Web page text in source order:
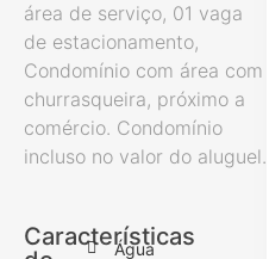
área de serviço, 01 vaga
de estacionamento,
Condomínio com área com
churrasqueira, próximo a
comércio. Condomínio
incluso no valor do aluguel.
Características
Água